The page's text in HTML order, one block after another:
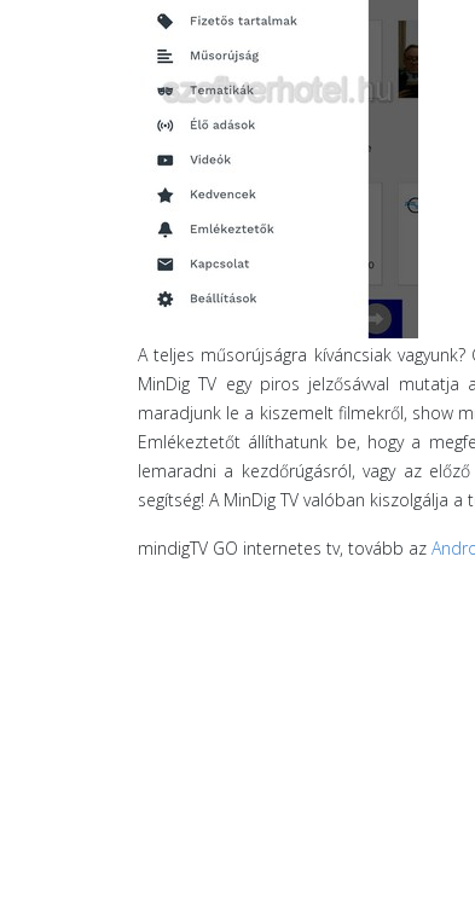
A teljes műsorújságra kíváncsiak
MinDig TV egy piros jelzősávval
maradjunk le a kiszemelt filmekről, show
Emlékeztetőt állíthatunk be, hogy a
lemaradni a kezdőrúgásról, vagy az
segítség! A MinDig TV valóban kiszolgálja a
mindigTV GO internetes tv, tovább az